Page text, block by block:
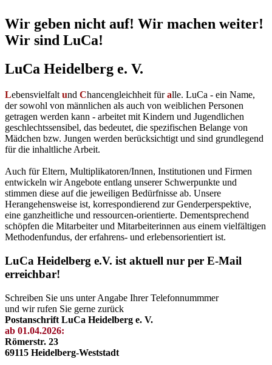
Wir geben nicht auf! Wir machen weiter!
Wir sind LuCa!
LuCa Heidelberg e. V.
Lebensvielfalt und Chancengleichheit füralle. LuCa - ein Name,
der sowohl von männlichen als auch von weiblichen Personen
getragen werden kann - arbeitet mit Kindern und Jugendlichen
geschlechtssensibel, das bedeutet, die spezifischen Belange von
Mädchen bzw. Jungen werden berücksichtigt und sind grundlegend
für die inhaltliche Arbeit.
Auch für Eltern, Multiplikatoren/Innen, Institutionen und Firmen
entwickeln wir Angebote entlang unserer Schwerpunkte und
stimmen diese auf die jeweiligen Bedürfnisse ab. Unsere
Herangehensweise ist, korrespondierend zur Genderperspektive,
eine ganzheitliche und ressourcen-orientierte. Dementsprechend
schöpfen die Mitarbeiter und Mitarbeiterinnen aus einem vielfältigen
Methodenfundus, der erfahrens- und erlebensorientiert ist.
LuCa Heidelberg e.V. ist aktuell nur per E-Mail
erreichbar!
Schreiben Sie uns unter Angabe Ihrer Telefonnummmer
und wir rufen Sie gerne zurück
Postanschrift LuCa Heidelberg e. V.
ab 01.04.2026:
Römerstr. 23
69115 Heidelberg-Weststadt